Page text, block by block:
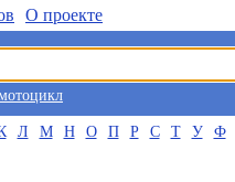
О проекте
Л М Н О П Р С Т У Ф